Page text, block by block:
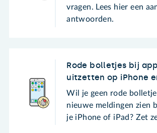
vragen. Lees hier een
antwoorden.
Rode bolletjes bij
uitzetten op iPhone
Wil je geen rode
nieuwe meldingen zien
je iPhone of iPad? Zet